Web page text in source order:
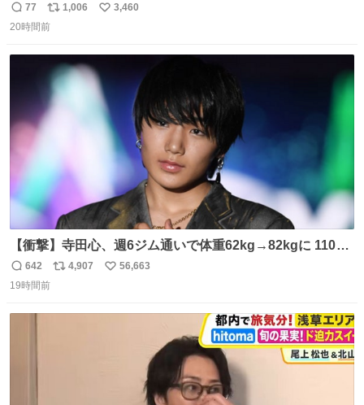
返
信
77
リ
ポ
ト
数
1,006
い
3,460
20時間前
【衝撃】寺田心、週6ジム通いで体重62kg→82kgに 110kg
のベンチプレス持ち上げる姿披露
news.livedoor.com/article/detail… 元々自重のみだった
のためおにぎり10個、ゼリー飲料3～4本、パスタと毎日4
千kcalオーバーの食事を摂取し、増量したという。
返
信
642
リ
4,907
い
56,663
19時間前